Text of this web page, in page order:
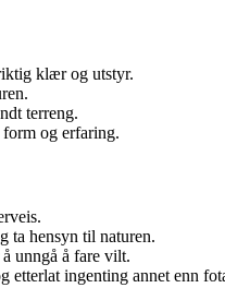
klær og utstyr.
terreng.
og erfaring.
ta hensyn til naturen.
unngå å fare vilt.
etterlat ingenting annet enn